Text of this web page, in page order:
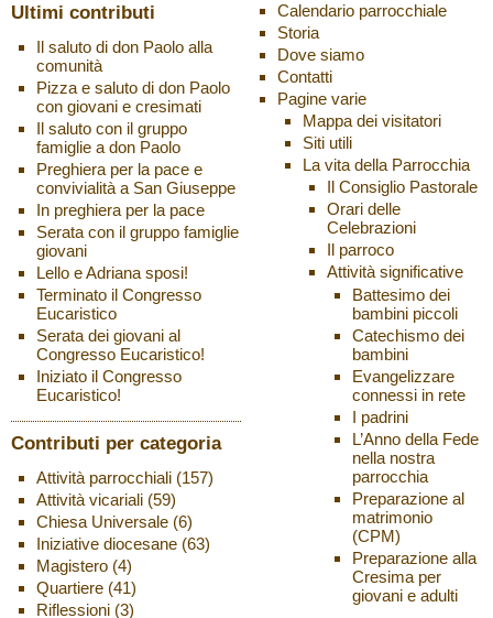
Ultimi contributi
Il saluto di don Paolo alla
comunità
Pizza e saluto di don Paolo
con giovani e cresimati
Il saluto con il gruppo
famiglie a don Paolo
Preghiera per la pace e
convivialità a San Giuseppe
In preghiera per la pace
Serata con il gruppo famiglie
giovani
Lello e Adriana sposi!
Terminato il Congresso
Eucaristico
Serata dei giovani al
Congresso Eucaristico!
Iniziato il Congresso
Eucaristico!
Contributi per categoria
Attività parrocchiali(157)
Attività vicariali(59)
Chiesa Universale(6)
Iniziative diocesane(63)
Magistero(4)
Quartiere(41)
Riflessioni(3)
Calendario parrocchiale
Storia
Dove siamo
Contatti
Pagine varie
Mappa dei visitatori
Siti utili
La vita della Parrocchia
Il Consiglio Pastorale
Orari delle
Celebrazioni
Il parroco
Attività significative
Battesimo dei
bambini piccoli
Catechismo dei
bambini
Evangelizzare
connessi in rete
I padrini
L’Anno della Fede
nella nostra
parrocchia
Preparazione al
matrimonio
(CPM)
Preparazione alla
Cresima per
giovani e adulti